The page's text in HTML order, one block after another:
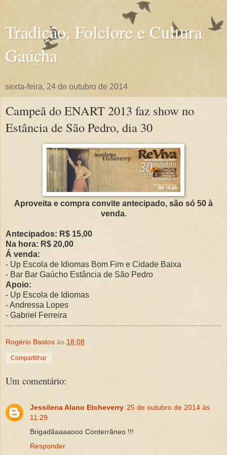
Tradição, Folclore e Cultura
Gaúcha
sexta-feira, 24 de outubro de 2014
Campeã do ENART 2013 faz show no
Estância de São Pedro, dia 30
Aproveita e compra convite antecipado, são só 50 à
venda.
Antecipados: R$ 15,00
Na hora: R$ 20,00
Á venda:
- Up Escola de Idiomas Bom Fim e Cidade Baixa
- Bar Bar Gaúcho Estância de São Pedro
Apoio:
- Up Escola de Idiomas
- Andressa Lopes
- Gabriel Ferreira
Rogério Bastos às 18:08
Compartilhar
Um comentário:
Jessilena Alano Etcheverry 25 de outubro de 2014 às
11:29
Brigadãaaaaooo Conterrãneo !!!
Responder